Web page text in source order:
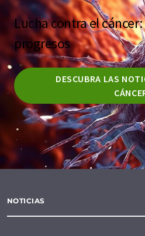
Lucha contra el
progresos
DESCUBRA LAS
NOTICIAS